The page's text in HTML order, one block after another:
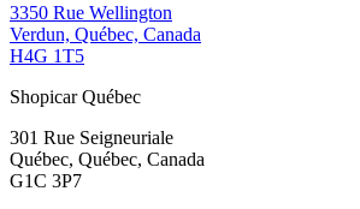
3350 Rue Wellington
Verdun, Québec, Canada
H4G 1T5
Shopicar Québec
301 Rue Seigneuriale
Québec, Québec, Canada
G1C 3P7